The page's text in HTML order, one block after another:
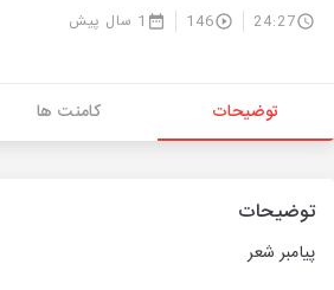
24:27
146 1 سال پیش
توضیحات کامنت ها
توضیحات
پیامبر شعر